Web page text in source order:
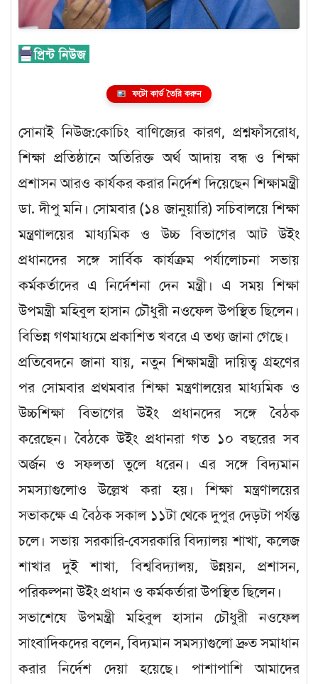
ফটো কার্ড তৈরি করুন
সোনাই নিউজ:কোচিং বাণিজ্যের কারণ, প্রশ্নফাঁসরোধ,
শিক্ষা প্রতিষ্ঠানে অতিরিক্ত অর্থ আদায় বন্ধ ও শিক্ষা
প্রশাসন আরও কার্যকর করার নির্দেশ দিয়েছেন শিক্ষামন্ত্রী
ডা. দীপু মনি। সোমবার (১৪ জানুয়ারি) সচিবালয়ে শিক্ষা
মন্ত্রণালয়ের মাধ্যমিক ও উচ্চ বিভাগের আট উইং
প্রধানদের সঙ্গে সার্বিক কার্যক্রম পর্যালোচনা সভায়
কর্মকর্তাদের এ নির্দেশনা দেন মন্ত্রী। এ সময় শিক্ষা
উপমন্ত্রী মহিবুল হাসান চৌধুরী নওফেল উপস্থিত ছিলেন।
বিভিন্ন গণমাধ্যমে প্রকাশিত খবরে এ তথ্য জানা গেছে।
প্রতিবেদনে জানা যায়, নতুন শিক্ষামন্ত্রী দায়িত্ব গ্রহণের
পর সোমবার প্রথমবার শিক্ষা মন্ত্রণালয়ের মাধ্যমিক ও
উচ্চশিক্ষা বিভাগের উইং প্রধানদের সঙ্গে বৈঠক
করেছেন। বৈঠকে উইং প্রধানরা গত ১০ বছরের সব
অর্জন ও সফলতা তুলে ধরেন। এর সঙ্গে বিদ্যমান
সমস্যাগুলোও উল্লেখ করা হয়। শিক্ষা মন্ত্রণালয়ের
সভাকক্ষে এ বৈঠক সকাল ১১টা থেকে দুপুর দেড়টা পর্যন্ত
চলে। সভায় সরকারি-বেসরকারি বিদ্যালয় শাখা, কলেজ
শাখার দুই শাখা, বিশ্ববিদ্যালয়, উন্নয়ন, প্রশাসন,
পরিকল্পনা উইং প্রধান ও কর্মকর্তারা উপস্থিত ছিলেন।
সভাশেষে উপমন্ত্রী মহিবুল হাসান চৌধুরী নওফেল
সাংবাদিকদের বলেন, বিদ্যমান সমস্যাগুলো দ্রুত সমাধান
করার নির্দেশ দেয়া হয়েছে। পাশাপাশি আমাদের